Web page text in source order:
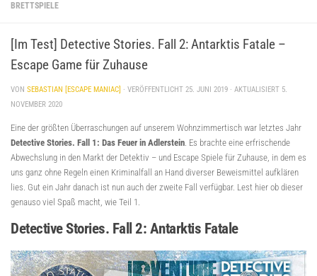
BRETTSPIELE
[Im Test] Detective Stories. Fall 2: Antarktis Fatale –
Escape Game für Zuhause
VON SEBASTIAN [ESCAPE MANIAC] · VERÖFFENTLICHT 25. JUNI 2019 · AKTUALISIERT 5.
NOVEMBER 2020
Eine der größten Überraschungen auf unserem Wohnzimmertisch war letztes Jahr
Detective Stories. Fall 1: Das Feuer in Adlerstein . Es brachte eine erfrischende
Abwechslung in den Markt der Detektiv – und Escape Spiele für Zuhause, in dem es
uns ganz ohne Regeln einen Kriminalfall an Hand diverser Beweismittel aufklären
lies. Gut ein Jahr danach ist nun auch der zweite Fall verfügbar. Lest hier ob dieser
genauso viel Spaß macht, wie Teil 1.
Detective Stories. Fall 2: Antarktis Fatale